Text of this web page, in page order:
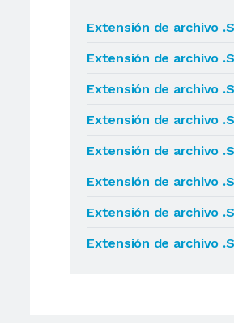
Extensión de archivo
Extensión de archivo
Extensión de archivo
Extensión de archivo
Extensión de archivo
Extensión de archivo
Extensión de archivo
Extensión de archivo